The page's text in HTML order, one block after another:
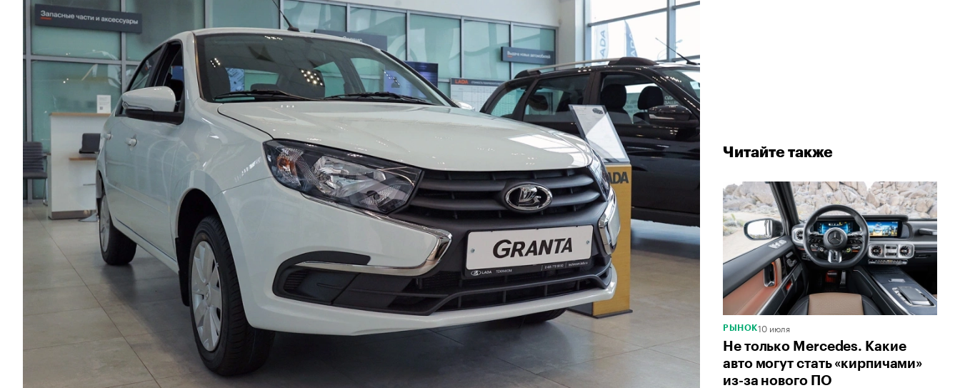
Читайте также
РЫНОК10 июля
Не только Mercedes. Какие
авто могут стать «кирпичами»
из-за нового ПО